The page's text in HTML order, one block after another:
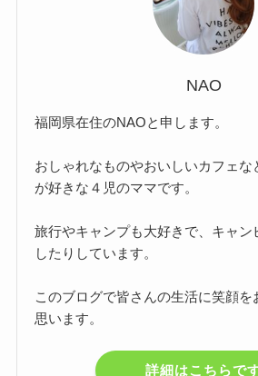
NAO
福岡県在住のNAOと申します。
おしゃれなものやおいしいカフェな
が好きな４児のママです。
旅行やキャンプも大好きで、キャン
したりしています。
このブログで皆さんの生活に笑顔を
思います。
詳細はこちらで